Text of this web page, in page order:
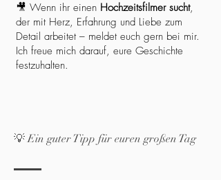
🎥 Wenn ihr einen Hochzeitsfilmer sucht,
der mit Herz, Erfahrung und Liebe zum
Detail arbeitet – meldet euch gern bei mir.
Ich freue mich darauf, eure Geschichte
festzuhalten.
💡 Ein guter Tipp für euren großen Tag